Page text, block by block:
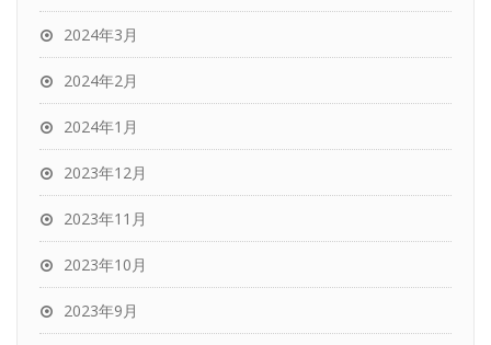
2024年3月
2024年2月
2024年1月
2023年12月
2023年11月
2023年10月
2023年9月